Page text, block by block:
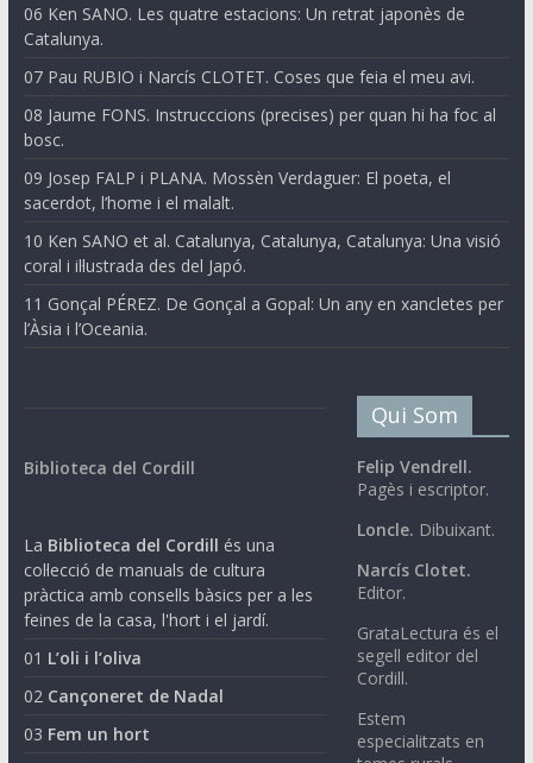
06 Ken SANO. Les quatre estacions: Un retrat japonès de
Catalunya.
07 Pau RUBIO i Narcís CLOTET. Coses que feia el meu avi.
08 Jaume FONS. Instrucccions (precises) per quan hi ha foc al
bosc.
09 Josep FALP i PLANA. Mossèn Verdaguer: El poeta, el
sacerdot, l’home i el malalt.
10 Ken SANO et al. Catalunya, Catalunya, Catalunya: Una visió
coral i il·lustrada des del Japó.
11 Gonçal PÉREZ. De Gonçal a Gopal: Un any en xancletes per
l’Àsia i l’Oceania.
Biblioteca del Cordill
La Biblioteca del Cordill és una
col·lecció de manuals de cultura
pràctica amb consells bàsics per a les
feines de la casa, l'hort i el jardí.
01 L’oli i l’oliva
02 Cançoneret de Nadal
03 Fem un hort
Qui Som
Felip Vendrell.
Pagès i escriptor.
Loncle. Dibuixant.
Narcís Clotet.
Editor.
GrataLectura és el
segell editor del
Cordill.
Estem
especialitzats en